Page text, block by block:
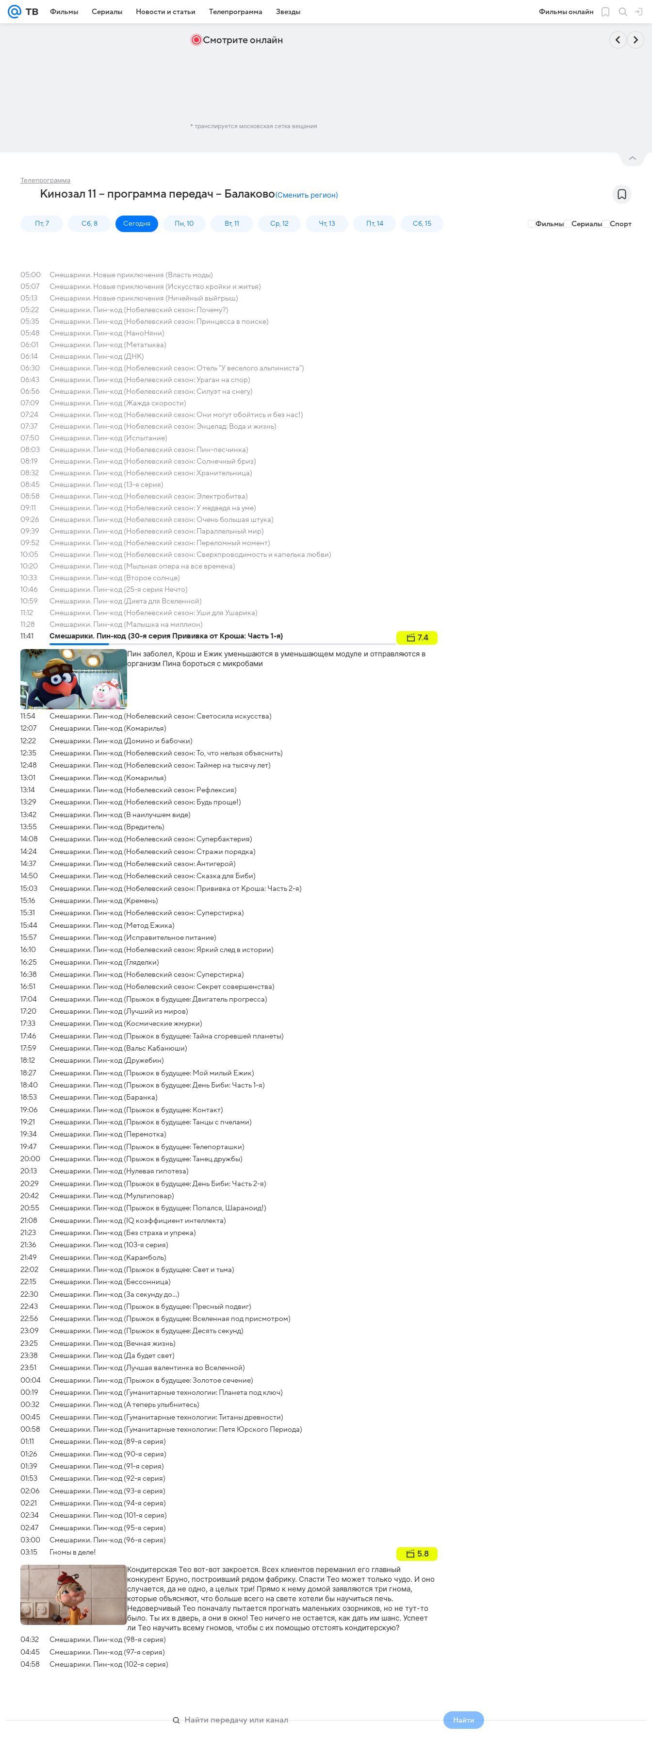
Фильмы Сериалы Новости и статьи Телепрограмма Звезды Фильмы онлайн
Смотрите онлайн
* транслируется московская сетка вещания
Телепрограмма
Кинозал 11 – программа передач – Балаково(Сменить регион)
Пт, 7 Сб, 8 Сегодня Пн, 10 Вт, 11 Ср, 12 Чт, 13 Пт, 14 Сб, 15 Фильмы Сериалы Спорт
05:00
Смешарики. Новые приключения (Власть моды)
05:07
Смешарики. Новые приключения (Искусство кройки и житья)
05:13
Смешарики. Новые приключения (Ничейный выйгрыш)
05:22
Смешарики. Пин-код (Нобелевский сезон: Почему?)
05:35
Смешарики. Пин-код (Нобелевский сезон: Принцесса в поиске)
05:48
Смешарики. Пин-код (НаноНяни)
06:01
Смешарики. Пин-код (Метатыква)
06:14
Смешарики. Пин-код (ДНК)
06:30
Смешарики. Пин-код (Нобелевский сезон: Отель "У веселого альпиниста")
06:43
Смешарики. Пин-код (Нобелевский сезон: Ураган на спор)
06:56
Смешарики. Пин-код (Нобелевский сезон: Силуэт на снегу)
07:09
Смешарики. Пин-код (Жажда скорости)
07:24
Смешарики. Пин-код (Нобелевский сезон: Они могут обойтись и без нас!)
07:37
Смешарики. Пин-код (Нобелевский сезон: Энцелад: Вода и жизнь)
07:50
Смешарики. Пин-код (Испытание)
08:03
Смешарики. Пин-код (Нобелевский сезон: Пин-песчинка)
08:19
Смешарики. Пин-код (Нобелевский сезон: Солнечный бриз)
08:32
Смешарики. Пин-код (Нобелевский сезон: Хранительница)
08:45
Смешарики. Пин-код (13-я серия)
08:58
Смешарики. Пин-код (Нобелевский сезон: Электробитва)
09:11
Смешарики. Пин-код (Нобелевский сезон: У медведя на уме)
09:26
Смешарики. Пин-код (Нобелевский сезон: Очень большая штука)
09:39
Смешарики. Пин-код (Нобелевский сезон: Параллельный мир)
09:52
Смешарики. Пин-код (Нобелевский сезон: Переломный момент)
10:05
Смешарики. Пин-код (Нобелевский сезон: Сверхпроводимость и капелька любви)
10:20
Смешарики. Пин-код (Мыльная опера на все времена)
10:33
Смешарики. Пин-код (Второе солнце)
10:46
Смешарики. Пин-код (25-я серия Нечто)
10:59
Смешарики. Пин-код (Диета для Вселенной)
11:12
Смешарики. Пин-код (Нобелевский сезон: Уши для Ушарика)
11:28
Смешарики. Пин-код (Малышка на миллион)
11:41
Смешарики. Пин-код (30-я серия Прививка от Кроша: Часть 1-я) 7.4
Пин заболел, Крош и Ежик уменьшаются в уменьшающем модуле и отправляются в
организм Пина бороться с микробами
11:54
Смешарики. Пин-код (Нобелевский сезон: Светосила искусства)
12:07
Смешарики. Пин-код (Комарилья)
12:22
Смешарики. Пин-код (Домино и бабочки)
12:35
Смешарики. Пин-код (Нобелевский сезон: То, что нельзя объяснить)
12:48
Смешарики. Пин-код (Нобелевский сезон: Таймер на тысячу лет)
13:01
Смешарики. Пин-код (Комарилья)
13:14
Смешарики. Пин-код (Нобелевский сезон: Рефлексия)
13:29
Смешарики. Пин-код (Нобелевский сезон: Будь проще!)
13:42
Смешарики. Пин-код (В наилучшем виде)
13:55
Смешарики. Пин-код (Вредитель)
14:08
Смешарики. Пин-код (Нобелевский сезон: Супербактерия)
14:24
Смешарики. Пин-код (Нобелевский сезон: Стражи порядка)
14:37
Смешарики. Пин-код (Нобелевский сезон: Антигерой)
14:50
Смешарики. Пин-код (Нобелевский сезон: Сказка для Биби)
15:03
Смешарики. Пин-код (Нобелевский сезон: Прививка от Кроша: Часть 2-я)
15:16
Смешарики. Пин-код (Кремень)
15:31
Смешарики. Пин-код (Нобелевский сезон: Суперстирка)
15:44
Смешарики. Пин-код (Метод Ежика)
15:57
Смешарики. Пин-код (Исправительное питание)
16:10
Смешарики. Пин-код (Нобелевский сезон: Яркий след в истории)
16:25
Смешарики. Пин-код (Гляделки)
16:38
Смешарики. Пин-код (Нобелевский сезон: Суперстирка)
16:51
Смешарики. Пин-код (Нобелевский сезон: Секрет совершенства)
17:04
Смешарики. Пин-код (Прыжок в будущее: Двигатель прогресса)
17:20
Смешарики. Пин-код (Лучший из миров)
17:33
Смешарики. Пин-код (Космические жмурки)
17:46
Смешарики. Пин-код (Прыжок в будущее: Тайна сгоревшей планеты)
17:59
Смешарики. Пин-код (Вальс Кабанюши)
18:12
Смешарики. Пин-код (Дружебин)
18:27
Смешарики. Пин-код (Прыжок в будущее: Мой милый Ежик)
18:40
Смешарики. Пин-код (Прыжок в будущее: День Биби: Часть 1-я)
18:53
Смешарики. Пин-код (Баранка)
19:06
Смешарики. Пин-код (Прыжок в будущее: Контакт)
19:21
Смешарики. Пин-код (Прыжок в будущее: Танцы с пчелами)
19:34
Смешарики. Пин-код (Перемотка)
19:47
Смешарики. Пин-код (Прыжок в будущее: Телепорташки)
20:00
Смешарики. Пин-код (Прыжок в будущее: Танец дружбы)
20:13
Смешарики. Пин-код (Нулевая гипотеза)
20:29
Смешарики. Пин-код (Прыжок в будущее: День Биби: Часть 2-я)
20:42
Смешарики. Пин-код (Мультиповар)
20:55
Смешарики. Пин-код (Прыжок в будущее: Попался, Шараноид!)
21:08
Смешарики. Пин-код (IQ коэффициент интеллекта)
21:23
Смешарики. Пин-код (Без страха и упрека)
21:36
Смешарики. Пин-код (103-я серия)
21:49
Смешарики. Пин-код (Карамболь)
22:02
Смешарики. Пин-код (Прыжок в будущее: Свет и тьма)
22:15
Смешарики. Пин-код (Бессонница)
22:30
Смешарики. Пин-код (За секунду до...)
22:43
Смешарики. Пин-код (Прыжок в будущее: Пресный подвиг)
22:56
Смешарики. Пин-код (Прыжок в будущее: Вселенная под присмотром)
23:09
Смешарики. Пин-код (Прыжок в будущее: Десять секунд)
23:25
Смешарики. Пин-код (Вечная жизнь)
23:38
Смешарики. Пин-код (Да будет свет)
23:51
Смешарики. Пин-код (Лучшая валентинка во Вселенной)
00:04
Смешарики. Пин-код (Прыжок в будущее: Золотое сечение)
00:19
Смешарики. Пин-код (Гуманитарные технологии: Планета под ключ)
00:32
Смешарики. Пин-код (А теперь улыбнитесь)
00:45
Смешарики. Пин-код (Гуманитарные технологии: Титаны древности)
00:58
Смешарики. Пин-код (Гуманитарные технологии: Петя Юрского Периода)
01:11
Смешарики. Пин-код (89-я серия)
01:26
Смешарики. Пин-код (90-я серия)
01:39
Смешарики. Пин-код (91-я серия)
01:53
Смешарики. Пин-код (92-я серия)
02:06
Смешарики. Пин-код (93-я серия)
02:21
Смешарики. Пин-код (94-я серия)
02:34
Смешарики. Пин-код (101-я серия)
02:47
Смешарики. Пин-код (95-я серия)
03:00
Смешарики. Пин-код (96-я серия)
03:15
Гномы в деле! 5.8
Кондитерская Тео вот-вот закроется. Всех клиентов переманил его главный
конкурент Бруно, построивший рядом фабрику. Спасти Тео может только чудо. И оно
случается, да не одно, а целых три! Прямо к нему домой заявляются три гнома,
которые объясняют, что больше всего на свете хотели бы научиться печь.
Недоверчивый Тео поначалу пытается прогнать маленьких озорников, но не тут-то
было. Ты их в дверь, а они в окно! Тео ничего не остается, как дать им шанс. Успеет
ли Тео научить всему гномов, чтобы с их помощью отстоять кондитерскую?
04:32
Смешарики. Пин-код (98-я серия)
04:45
Смешарики. Пин-код (97-я серия)
04:58
Смешарики. Пин-код (102-я серия)
Найти